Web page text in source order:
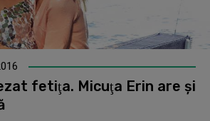
fetiţa. Micuţa Erin are şi